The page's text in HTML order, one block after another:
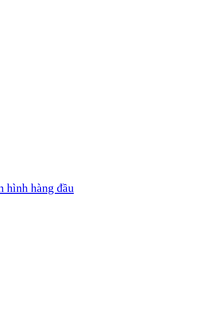
hình hàng đầu